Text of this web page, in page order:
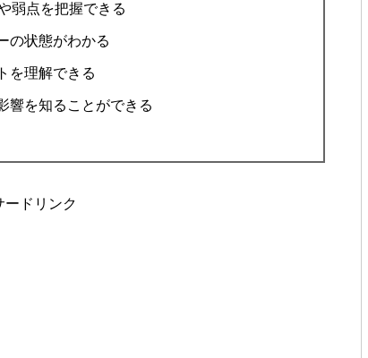
弱点を把握できる
の状態がわかる
を理解できる
響を知ることができる
ードリンク